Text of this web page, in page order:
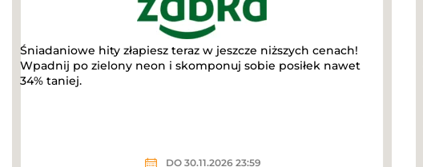
Śniadaniowe hity złapiesz teraz w jeszcze niższych cenach!
Wpadnij po zielony neon i skomponuj sobie posiłek nawet
34% taniej.
DO 30.11.2026 23:59